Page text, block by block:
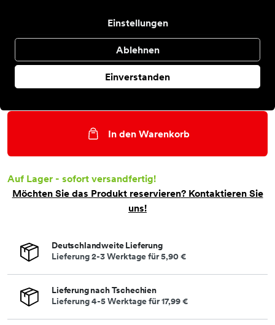
Einstellungen
Ablehnen
Einverstanden
Auswahl aufheben
In den Warenkorb
Auf Lager - sofort versandfertig!
Möchten Sie das Produkt reservieren? Kontaktieren Sie
uns!
Deutschlandweite Lieferung
Lieferung 2-3 Werktage für5,90 €
Lieferung nach Tschechien
Lieferung 4-5 Werktage für17,99 €